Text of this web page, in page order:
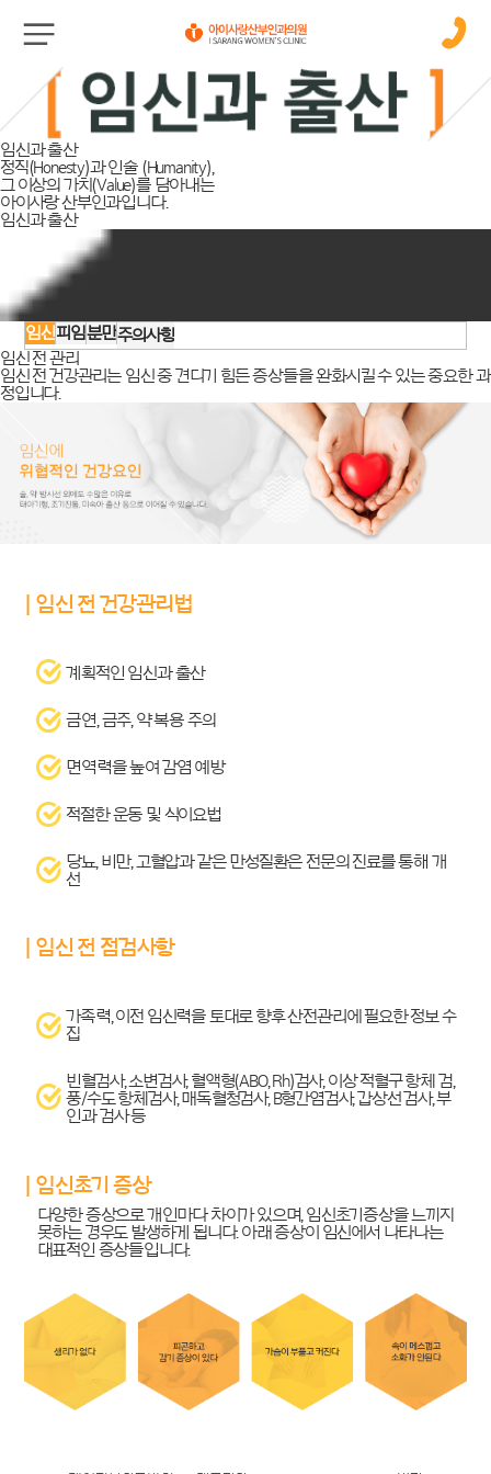
임신과 출산
정직(Honesty)과 인술 (Humanity),
그 이상의 가치(Value)를 담아내는
아이사랑 산부인과입니다.
임신과 출산
임신피임분만주의사항
임신 전관리
임신 전 건강관리는 임신 중 견디기 힘든 증상들을 완화시킬 수 있는 중요한 과
정입니다.
| 임신 전 건강관리법
계획적인 임신과 출산
금연, 금주, 약 복용 주의
면역력을 높여 감염 예방
적절한 운동 및 식이요법
당뇨, 비만, 고혈압과 같은 만성질환은 전문의 진료를 통해 개
선
| 임신 전 점검사항
가족력, 이전 임신력을 토대로 향후 산전관리에 필요한 정보 수
집
빈혈검사, 소변검사, 혈액형(ABO, Rh)검사, 이상 적혈구 항체 검,
풍/수도 항체검사, 매독혈청검사, B형간염검사, 갑상선 검사, 부
인과 검사 등
| 임신초기 증상
다양한 증상으로 개인마다 차이가 있으며, 임신초기증상을 느끼지
못하는 경우도 발생하게 됩니다. 아래 증상이 임신에서 나타나는
대표적인 증상들입니다.